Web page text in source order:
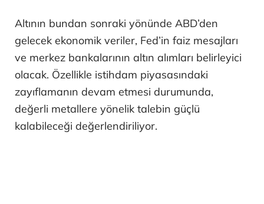
Altının bundan sonraki yönünde ABD’den
gelecek ekonomik veriler, Fed’in faiz mesajları
ve merkez bankalarının altın alımları belirleyici
olacak. Özellikle istihdam piyasasındaki
zayıflamanın devam etmesi durumunda,
değerli metallere yönelik talebin güçlü
kalabileceği değerlendiriliyor.